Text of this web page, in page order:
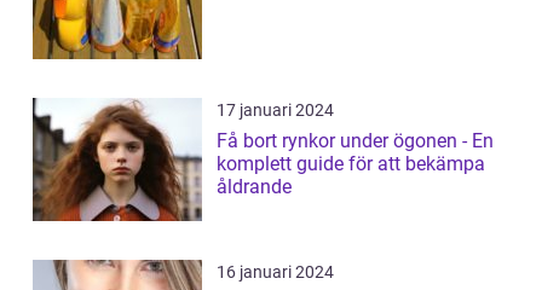
17 januari 2024
Få bort rynkor under ögonen - En
komplett guide för att bekämpa
åldrande
16 januari 2024